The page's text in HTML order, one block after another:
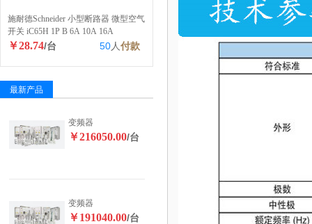
施耐德Schneider 小型断路器 微型空气
开关 iC65H 1P B 6A 10A 16A
￥28.74/台 50人付款
最新产品
变频器
￥216050.00/台
变频器
￥191040.00/台